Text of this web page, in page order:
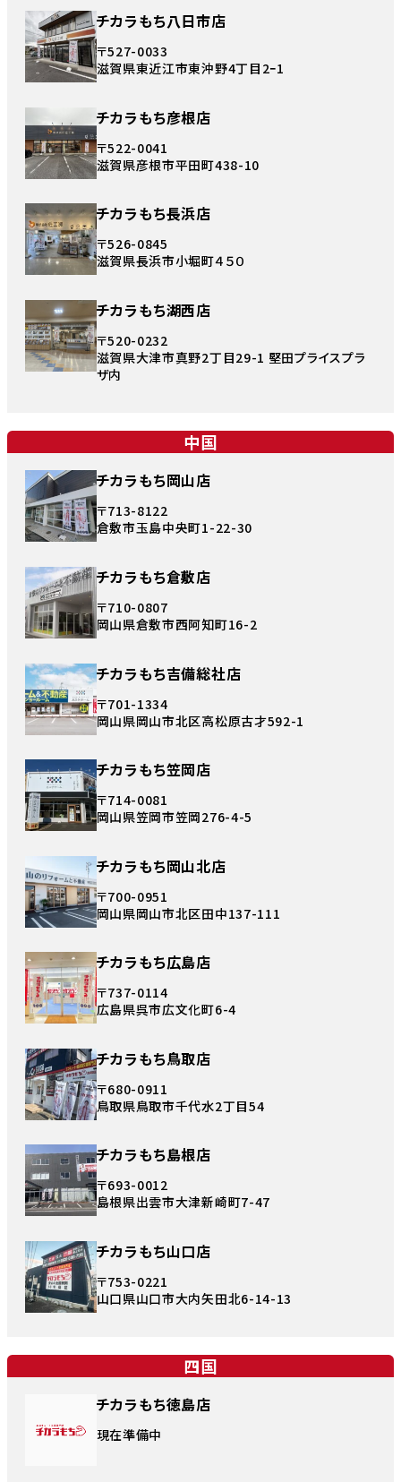
チカラもち八日市店
〒527-0033
滋賀県東近江市東沖野4丁目2ｰ1
チカラもち彦根店
〒522-0041
滋賀県彦根市平田町438-10
チカラもち長浜店
〒526-0845
滋賀県長浜市小堀町４５０
チカラもち湖西店
〒520-0232
滋賀県大津市真野2丁目29-1 堅田プライスプラ
ザ内
中国
チカラもち岡山店
〒713-8122
倉敷市玉島中央町1-22-30
チカラもち倉敷店
〒710-0807
岡山県倉敷市西阿知町16-2
チカラもち吉備総社店
〒701-1334
岡山県岡山市北区高松原古才592-1
チカラもち笠岡店
〒714-0081
岡山県笠岡市笠岡276-4-5
チカラもち岡山北店
〒700-0951
岡山県岡山市北区田中137-111
チカラもち広島店
〒737-0114
広島県呉市広文化町6-4
チカラもち鳥取店
〒680-0911
鳥取県鳥取市千代水2丁目54
チカラもち島根店
〒693-0012
島根県出雲市大津新崎町7-47
チカラもち山口店
〒753-0221
山口県山口市大内矢田北6-14-13
四国
チカラもち徳島店
現在準備中